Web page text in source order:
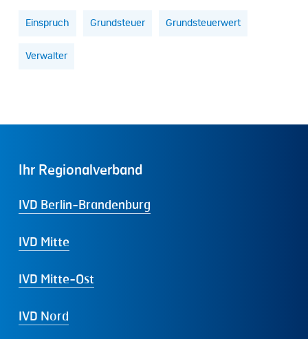
Einspruch Grundsteuer Grundsteuerwert
Verwalter
Ihr Regionalverband
IVD Berlin-Brandenburg
IVD Mitte
IVD Mitte-Ost
IVD Nord